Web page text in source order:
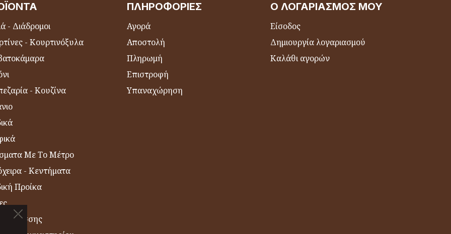
- Διάδρομοι
- Κουρτινόξυλα
- Κουζίνα
Με Το Μέτρο
- Κεντήματα
Προίκα
Θαλάσσης
ΠΛΗΡΟΦΟΡΊΕΣ
Αγορά
Αποστολή
Πληρωμή
Επιστροφή
Υπαναχώρηση
Ο ΛΟΓΑΡΙΑΣΜΌΣ ΜΟΥ
Είσοδος
Δημιουργία λογαριασμού
Καλάθι αγορών